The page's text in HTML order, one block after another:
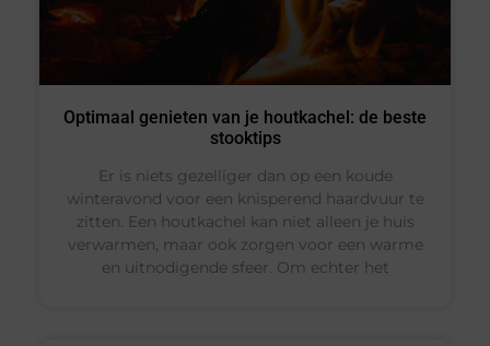
Optimaal genieten van je houtkachel: de beste
stooktips
Er is niets gezelliger dan op een koude
winteravond voor een knisperend haardvuur te
zitten. Een houtkachel kan niet alleen je huis
verwarmen, maar ook zorgen voor een warme
en uitnodigende sfeer. Om echter het